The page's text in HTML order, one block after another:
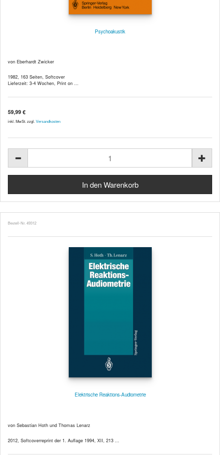
Psychoakustik
von Eberhardt Zwicker
1982, 163 Seiten, Softcover
Lieferzeit: 3-4 Wochen, Print on ...
59,99 €
inkl. MwSt. zzgl. Versandkosten
Bestell-Nr. 49312
Elektrische Reaktions-Audiometrie
von Sebastian Hoth und Thomas Lenarz
2012, Softcoverreprint der 1. Auflage 1994, XII, 213 ...